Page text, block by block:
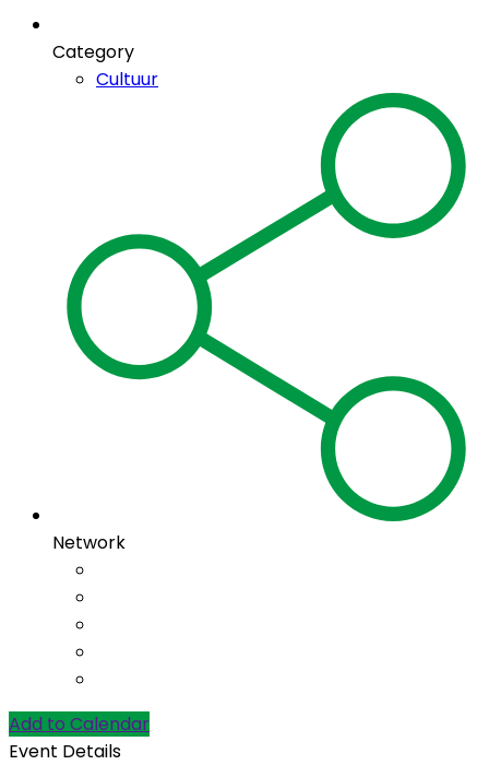
Category
Cultuur
Network
Add to Calendar
Event Details